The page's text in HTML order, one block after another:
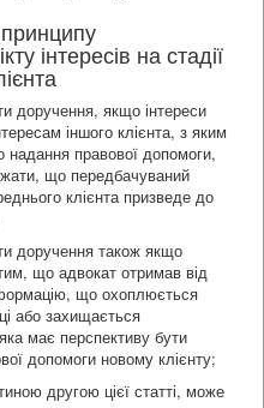
інтересів на стадії
доручення, якщо інтереси
іншого клієнта, з яким
надання правової допомоги,
що передбачуваний
клієнта призведе до
доручення також якщо
що адвокат отримав від
що охоплюється
або захищається
має перспективу бути
допомоги новому клієнту;
другою цієї статті, може